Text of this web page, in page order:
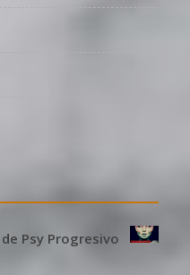
Psy Progresivo